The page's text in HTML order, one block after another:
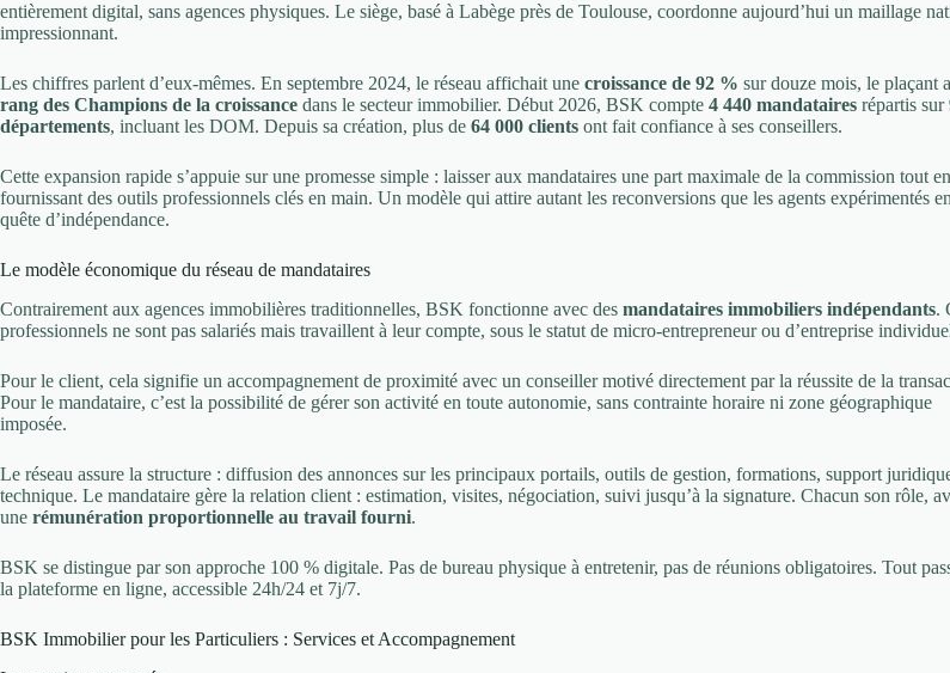
entièrement digital, sans agences physiques. Le siège, basé à Labège près de Toulouse, coordonne aujourd’hui un maillage
impressionnant.
Les chiffres parlent d’eux-mêmes. En septembre 2024, le réseau affichait une croissance de 92 % sur douze mois, le plaçant
rang des Champions de la croissance dans le secteur immobilier. Début 2026, BSK compte 4 440 mandataires répartis sur
départements, incluant les DOM. Depuis sa création, plus de 64 000 clients ont fait confiance à ses conseillers.
Cette expansion rapide s’appuie sur une promesse simple : laisser aux mandataires une part maximale de la commission tout
fournissant des outils professionnels clés en main. Un modèle qui attire autant les reconversions que les agents expérimentés en
quête d’indépendance.
Le modèle économique du réseau de mandataires
Contrairement aux agences immobilières traditionnelles, BSK fonctionne avec des mandataires immobiliers indépendants.
professionnels ne sont pas salariés mais travaillent à leur compte, sous le statut de micro-entrepreneur ou d’entreprise
Pour le client, cela signifie un accompagnement de proximité avec un conseiller motivé directement par la réussite de la
Pour le mandataire, c’est la possibilité de gérer son activité en toute autonomie, sans contrainte horaire ni zone géographique
imposée.
Le réseau assure la structure : diffusion des annonces sur les principaux portails, outils de gestion, formations, support
technique. Le mandataire gère la relation client : estimation, visites, négociation, suivi jusqu’à la signature. Chacun son rôle,
une rémunération proportionnelle au travail fourni.
BSK se distingue par son approche 100 % digitale. Pas de bureau physique à entretenir, pas de réunions obligatoires. Tout
la plateforme en ligne, accessible 24h/24 et 7j/7.
BSK Immobilier pour les Particuliers : Services et Accompagnement